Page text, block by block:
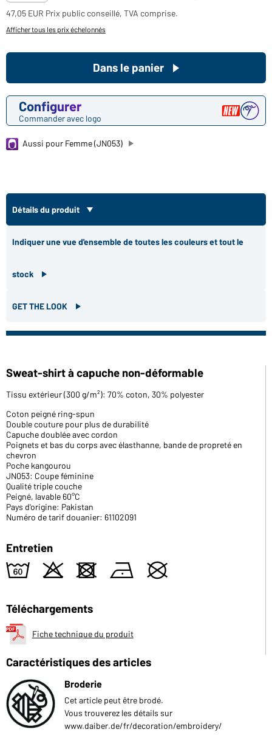
47,05 EUR Prix public conseillé, TVA comprise.
Afficher tous les prix échelonnés
Configurer
Commander avec logo
Dans le panier
Aussi pour Femme (JN053)
Détails du produit
Indiquer une vue d'ensemble de toutes les couleurs et tout le
stock
GET THE LOOK
Sweat-shirt à capuche non-déformable
Tissu extérieur (300 g/m²): 70% coton, 30% polyester
Coton peigné ring-spun
Double couture pour plus de durabilité
Capuche doublée avec cordon
Poignets et bas du corps avec élasthanne, bande de propreté en
chevron
Poche kangourou
JN053: Coupe féminine
Qualité triple couche
Peigné, lavable 60°C
Pays d'origine: Pakistan
Numéro de tarif douanier: 61102091
Entretien
4 o d n U
Téléchargements
Fiche technique du produit
Caractéristiques des articles
Broderie
Cet article peut être brodé.
Vous trouverez les détails sur
www.daiber.de/fr/decoration/embroidery/